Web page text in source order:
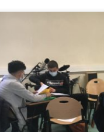
Les classes de 5eC et 5eD se
Energie. Une manière
responsables, à adopter
chaque classe a été de